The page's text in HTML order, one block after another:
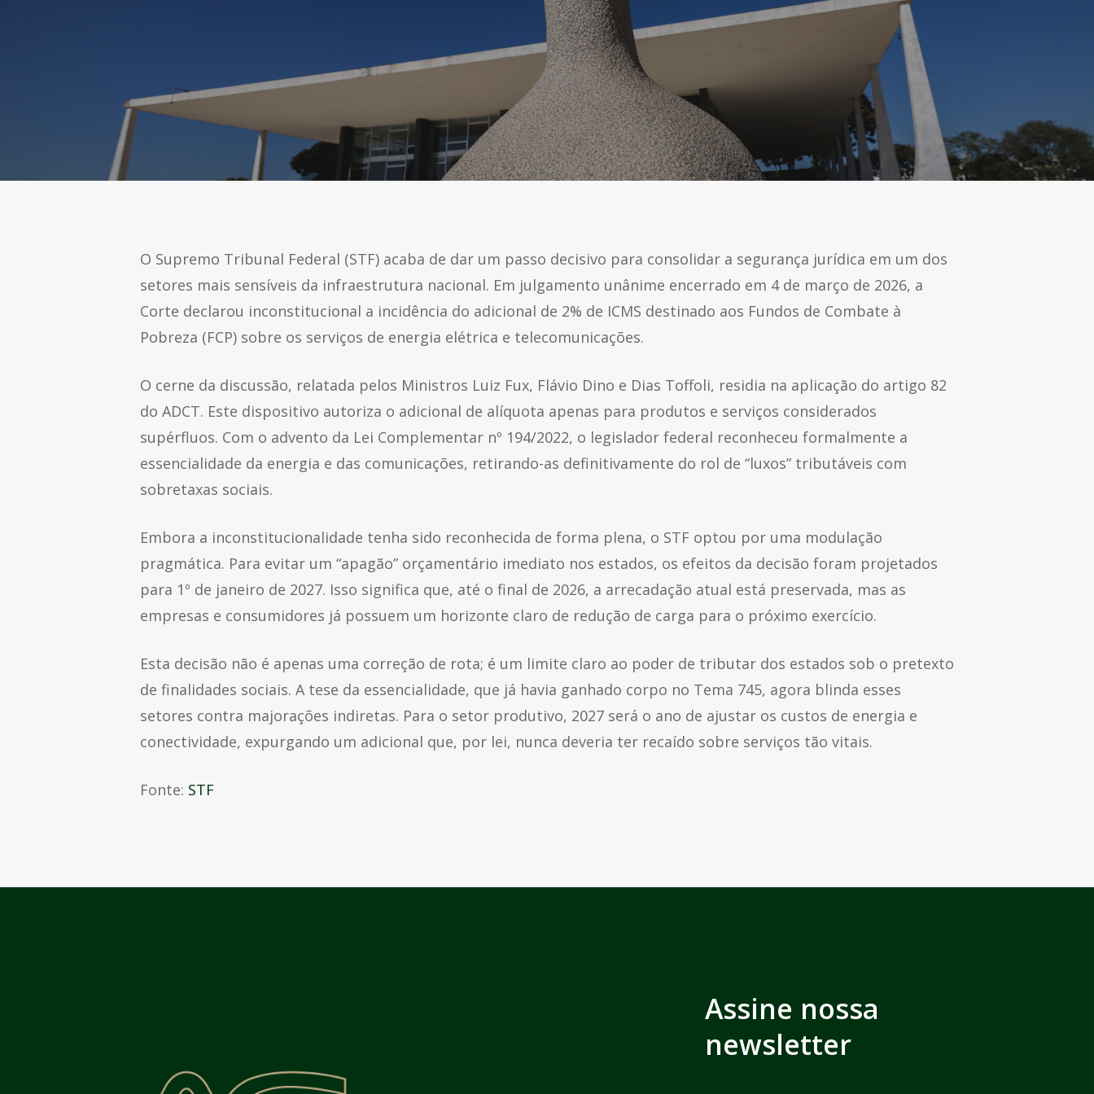
O Supremo Tribunal Federal (STF) acaba de dar um passo decisivo para consolidar a segurança jurídica em um dos
setores mais sensíveis da infraestrutura nacional. Em julgamento unânime encerrado em 4 de março de 2026, a
Corte declarou inconstitucional a incidência do adicional de 2% de ICMS destinado aos Fundos de Combate à
Pobreza (FCP) sobre os serviços de energia elétrica e telecomunicações.
O cerne da discussão, relatada pelos Ministros Luiz Fux, Flávio Dino e Dias Toffoli, residia na aplicação do artigo 82
do ADCT. Este dispositivo autoriza o adicional de alíquota apenas para produtos e serviços considerados
supérfluos. Com o advento da Lei Complementar nº 194/2022, o legislador federal reconheceu formalmente a
essencialidade da energia e das comunicações, retirando-as definitivamente do rol de “luxos” tributáveis com
sobretaxas sociais.
Embora a inconstitucionalidade tenha sido reconhecida de forma plena, o STF optou por uma modulação
pragmática. Para evitar um “apagão” orçamentário imediato nos estados, os efeitos da decisão foram projetados
para 1º de janeiro de 2027. Isso significa que, até o final de 2026, a arrecadação atual está preservada, mas as
empresas e consumidores já possuem um horizonte claro de redução de carga para o próximo exercício.
Esta decisão não é apenas uma correção de rota; é um limite claro ao poder de tributar dos estados sob o pretexto
de finalidades sociais. A tese da essencialidade, que já havia ganhado corpo no Tema 745, agora blinda esses
setores contra majorações indiretas. Para o setor produtivo, 2027 será o ano de ajustar os custos de energia e
conectividade, expurgando um adicional que, por lei, nunca deveria ter recaído sobre serviços tão vitais.
Fonte: STF
Assine nossa
newsletter